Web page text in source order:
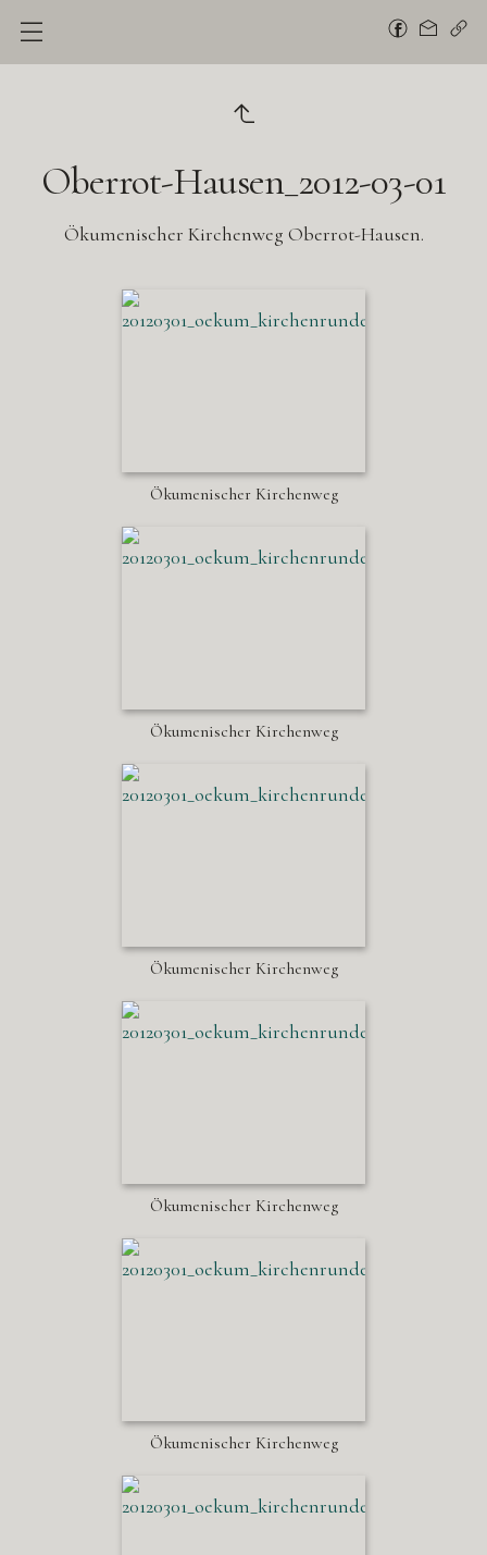
Oberrot-Hausen_2012-03-01
Ökumenischer Kirchenweg Oberrot-Hausen.
Ökumenischer Kirchenweg
Ökumenischer Kirchenweg
Ökumenischer Kirchenweg
Ökumenischer Kirchenweg
Ökumenischer Kirchenweg